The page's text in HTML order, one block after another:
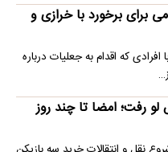
برای برخورد با خرازی و
که اقدام به جعلیات درباره
لو رفت؛ امضا تا چند روز